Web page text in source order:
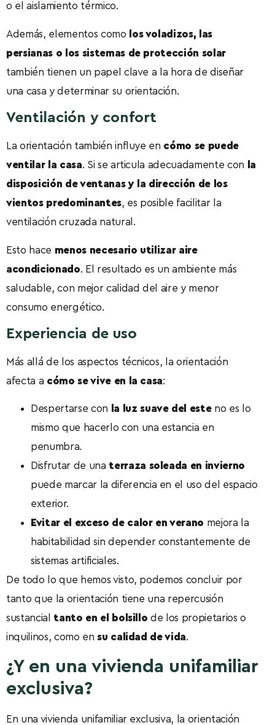
o el aislamiento térmico.
Además, elementos como
los voladizos, las
persianas o los sistemas de protección solar
también tienen un papel clave a la hora de diseñar
una casa y determinar su orientación.
Ventilación y confort
La orientación también influye en cómo se puede
ventilar la casa. Si se articula adecuadamente con
la
disposición de ventanas y la dirección de los
vientos predominantes, es posible facilitar la
ventilación cruzada natural.
Esto hace menos necesario utilizar aire
acondicionado. El resultado es un ambiente más
saludable, con mejor calidad del aire y menor
consumo energético.
Experiencia de uso
Más allá de los aspectos técnicos, la orientación
afecta a cómo se vive en la casa:
Despertarse con la luz suave del esteno es lo
mismo que hacerlo con una estancia en
penumbra.
Disfrutar de una terraza soleada en invierno
puede marcar la diferencia en el uso del espacio
exterior.
Evitar el exceso de calor en verano mejora la
habitabilidad sin depender constantemente de
sistemas artificiales.
De todo lo que hemos visto, podemos concluir por
tanto que la orientación tiene una repercusión
sustancial tanto en el bolsillo de los propietarios o
inquilinos, como ensu calidad de vida.
¿Y en una vivienda unifamiliar
exclusiva?
En una vivienda unifamiliar exclusiva, la orientación